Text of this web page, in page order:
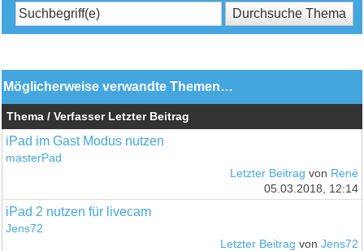
Möglicherweise verwandte Themen…
Thema / Verfasser Letzter Beitrag
iPad im Gast Modus nutzen
masterPad
Letzter Beitrag von René
05.03.2018, 12:14
iPad 2 nutzen für livecam
Jens72
Letzter Beitrag von Jens72